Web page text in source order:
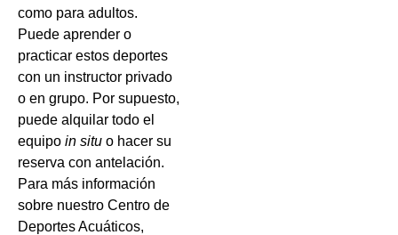
como para adultos.
Puede aprender o
practicar estos deportes
con un instructor privado
o en grupo. Por supuesto,
puede alquilar todo el
equipo in situ o hacer su
reserva con antelación.
Para más información
sobre nuestro Centro de
Deportes Acuáticos,